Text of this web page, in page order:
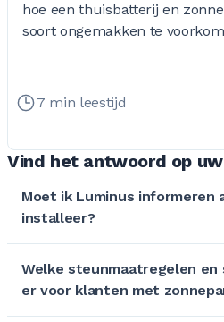
hoe een thuisbatterij en
soort ongemakken te
7 min leestijd
Vind het antwoord op
Moet ik Luminus informeren
installeer?
Welke steunmaatregelen en
er voor klanten met